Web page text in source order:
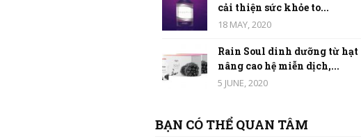
cải thiện sức khỏe to...
18 MAY, 2020
Rain Soul dinh dưỡng từ hạt
nâng cao hệ miễn dịch,...
5 JUNE, 2020
BẠN CÓ THỂ QUAN TÂM